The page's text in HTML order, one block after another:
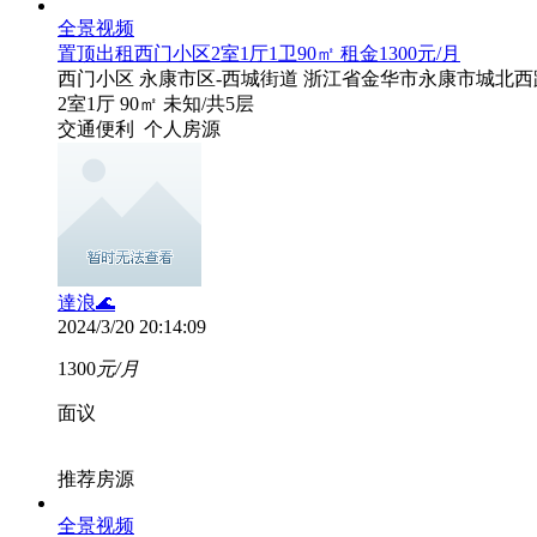
全景视频
置顶出租西门小区2室1厅1卫90㎡ 租金1300元/月
西门小区 永康市区-西城街道 浙江省金华市永康市城北
2室1厅 90㎡ 未知/共5层
交通便利
个人房源
達浪🌊
2024/3/20 20:14:09
1300元/月
面议
推荐房源
全景视频